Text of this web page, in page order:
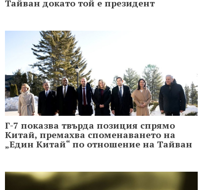
Тайван докато той е президент
Г-7 показва твърда позиция спрямо
Китай, премахва споменаването на
„Един Китай“ по отношение на Тайван